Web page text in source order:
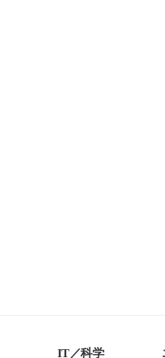
IT／科学